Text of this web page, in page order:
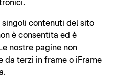
singoli contenuti del sito
è consentita ed è
nostre pagine non
da terzi in frame o iFrame